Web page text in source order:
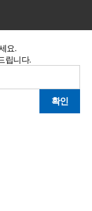
요.
립니다.